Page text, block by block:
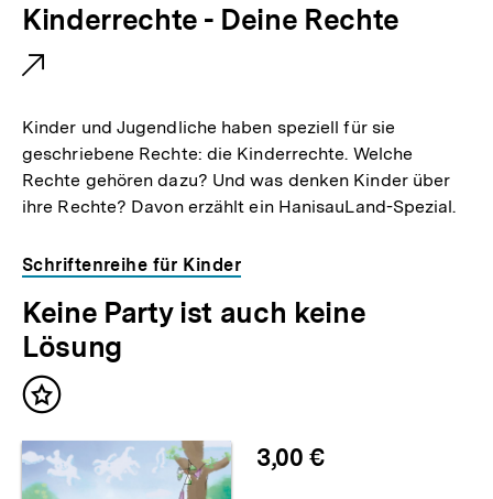
E
x
t
e
r
n
e
r
i
n
k
Kinderrechte - Deine Rechte
Kinder und Jugendliche haben speziell für sie
geschriebene Rechte: die Kinderrechte. Welche
Rechte gehören dazu? Und was denken Kinder über
ihre Rechte? Davon erzählt ein HanisauLand-Spezial.
Schriftenreihe für Kinder
Keine Party ist auch keine
Lösung
Inhalt
3,00 €